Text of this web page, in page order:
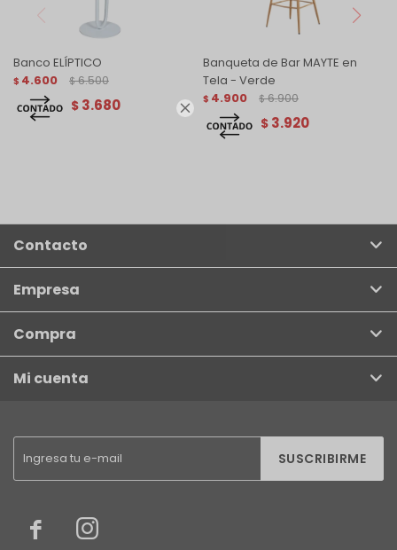

Banco ELÍPTICO
$ 4.600 $ 6.500
$ 3.680
Banqueta de Bar MAYTE en
Tela - Verde
$ 4.900 $ 6.900
$ 3.920
SUSCRIBIRME
 
Contacto
Empresa
Compra
Mi cuenta